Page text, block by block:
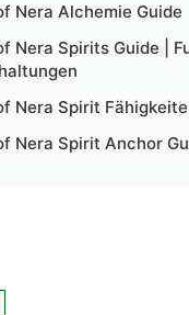
Nera Alchemie Guide
Nera Spirits Guide |
Nera Spirit
Nera Spirit Anchor